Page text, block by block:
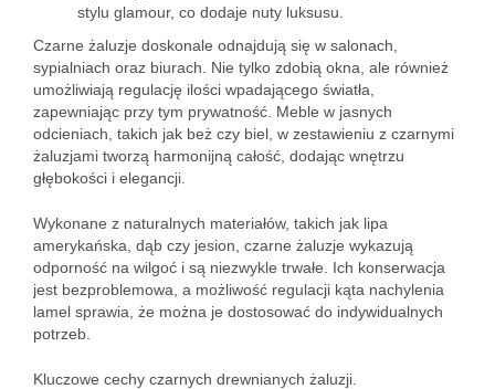
stylu glamour, co dodaje nuty luksusu.
Czarne żaluzje doskonale odnajdują się w salonach,
sypialniach oraz biurach. Nie tylko zdobią okna, ale również
umożliwiają regulację ilości wpadającego światła,
zapewniając przy tym prywatność. Meble w jasnych
odcieniach, takich jak beż czy biel, w zestawieniu z czarnymi
żaluzjami tworzą harmonijną całość, dodając wnętrzu
głębokości i elegancji.
Wykonane z naturalnych materiałów, takich jak lipa
amerykańska, dąb czy jesion, czarne żaluzje wykazują
odporność na wilgoć i są niezwykle trwałe. Ich konserwacja
jest bezproblemowa, a możliwość regulacji kąta nachylenia
lamel sprawia, że można je dostosować do indywidualnych
potrzeb.
Kluczowe cechy czarnych drewnianych żaluzji.